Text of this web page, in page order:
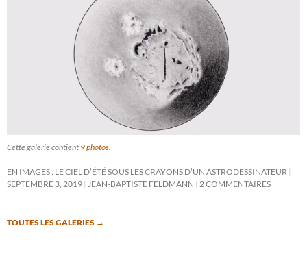
Cette galerie contient 9 photos.
EN IMAGES : LE CIEL D’ÉTÉ SOUS LES CRAYONS D’UN ASTRODESSINATEUR
SEPTEMBRE 3, 2019 JEAN-BAPTISTE FELDMANN 2 COMMENTAIRES
TOUTES LES GALERIES →